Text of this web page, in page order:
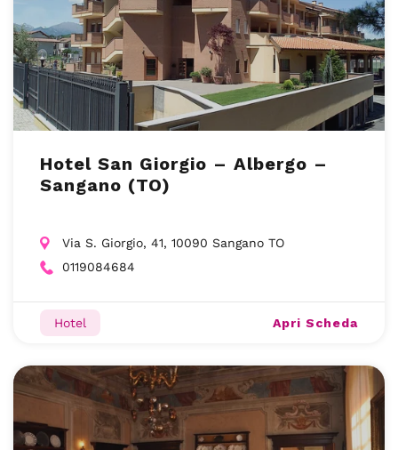
Hotel San Giorgio – Albergo –
Sangano (TO)
Via S. Giorgio, 41, 10090 Sangano TO
0119084684
Hotel Apri Scheda